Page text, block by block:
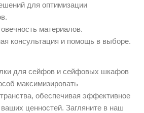
для оптимизации
материалов.
консультация и помощь в выборе.
для сейфов и сейфовых шкафов
максимизировать
обеспечивая эффективное
ценностей. Загляните в наш